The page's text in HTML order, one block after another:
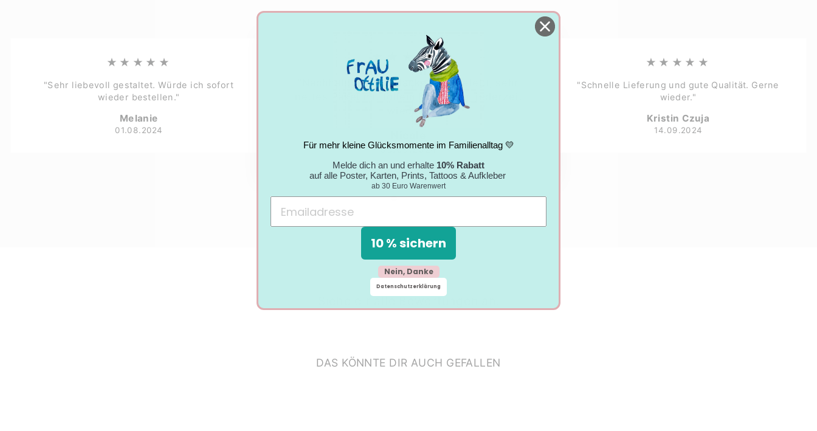
★★★★★
"Sehr liebevoll gestaltet. Würde ich sofort
wieder bestellen."
Melanie
01.08.2024
★★★★★
"Nachhaltigkeitsgedanke wird gelebt; sehr
nettes Paket mit tollem Umschlag; jederzeit
wieder."
05.09.2024
★★★★★
"Schnelle Lieferung und gute Qualität. Gerne
wieder."
Kristin Czuja
14.09.2024
DAS KÖNNTE DIR AUCH GEFALLEN
Für mehr kleine Glücksmomente im Familienalltag 💛
Melde dich an und erhalte 10% Rabatt
auf alle Poster, Karten, Prints, Tattoos & Aufkleber
ab 30 Euro Warenwert
10 % sichern
Nein, Danke
Datenschutzerklärung